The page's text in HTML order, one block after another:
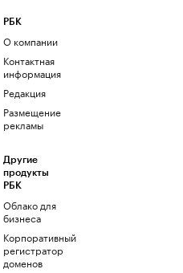
РБК
О компании
Контактная
информация
Редакция
Размещение
рекламы
Другие
продукты
РБК
Облако для
бизнеса
Корпоративный
регистратор
доменов